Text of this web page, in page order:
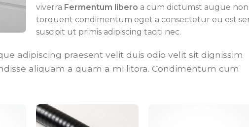
viverra Fermentum libero a cum dictumst augue non
torquent condimentum eget a consectetur eu est
suscipit ut primis adipiscing taciti nec.
adipiscing praesent velit duis odio velit sit dignissim
aliquam a quam a mi litora. Condimentum cum